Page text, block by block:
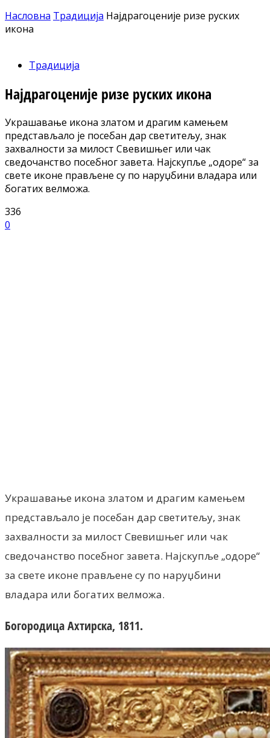
Насловна Традиција Најдрагоценије ризе руских
икона
Традиција
Најдрагоценије ризе руских икона
Украшавање икона златом и драгим камењем
представљало је посебан дар светитељу, знак
захвалности за милост Свевишњег или чак
сведочанство посебног завета. Најскупље „одоре“ за
свете иконе прављене су по наруџбини владара или
богатих велможа.
336
0
Украшавање икона златом и драгим камењем
представљало је посебан дар светитељу, знак
захвалности за милост Свевишњег или чак
сведочанство посебног завета. Најскупље „одоре“
за свете иконе прављене су по наруџбини
владара или богатих велможа.
Богородица Ахтирска, 1811.